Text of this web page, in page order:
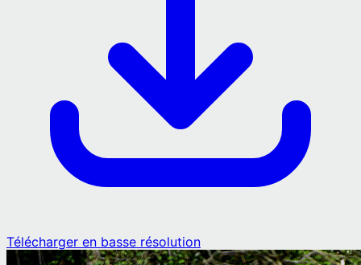
Télécharger en basse résolution